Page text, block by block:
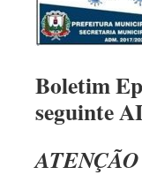
Boletim
seguinte
ATENÇÃO